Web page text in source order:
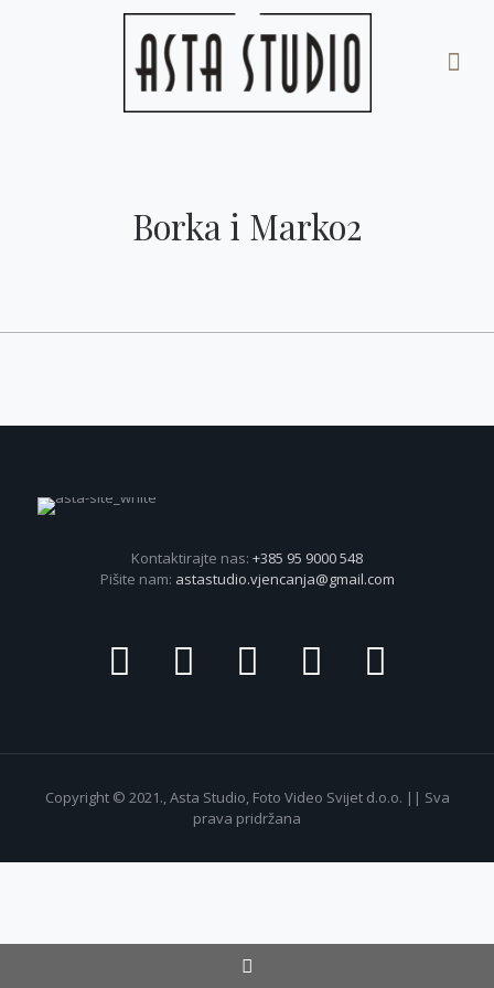
Borka i Marko2
Kontaktirajte nas: +385 95 9000 548
Pišite nam: astastudio.vjencanja@gmail.com
Copyright © 2021., Asta Studio, Foto Video Svijet d.o.o. || Sva
prava pridržana